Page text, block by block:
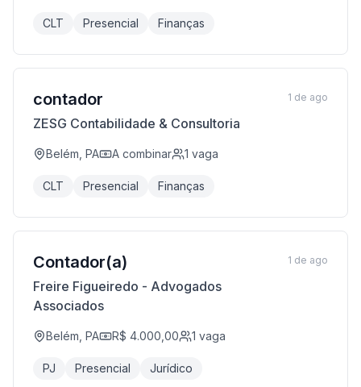
CLT Presencial Finanças
contador
ZESG Contabilidade & Consultoria
Belém, PA A combinar 1 vaga
CLT Presencial Finanças
1 de ago
Contador(a)
Freire Figueiredo - Advogados
Associados
Belém, PA R$ 4.000,00 1 vaga
PJ Presencial Jurídico
1 de ago